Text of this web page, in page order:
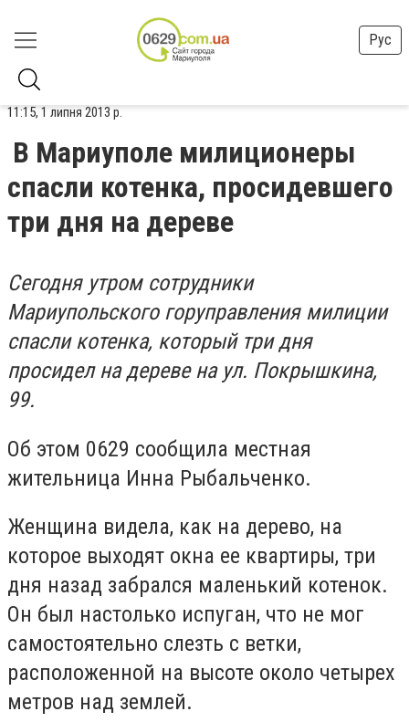
Рус
11:15, 1 липня 2013 р.
В Мариуполе милиционеры
спасли котенка, просидевшего
три дня на дереве
Сегодня утром сотрудники
Мариупольского горуправления милиции
спасли котенка, который три дня
просидел на дереве на ул. Покрышкина,
99.
Об этом 0629 сообщила местная
жительница Инна Рыбальченко.
Женщина видела, как на дерево, на
которое выходят окна ее квартиры, три
дня назад забрался маленький котенок.
Он был настолько испуган, что не мог
самостоятельно слезть с ветки,
расположенной на высоте около четырех
метров над землей.